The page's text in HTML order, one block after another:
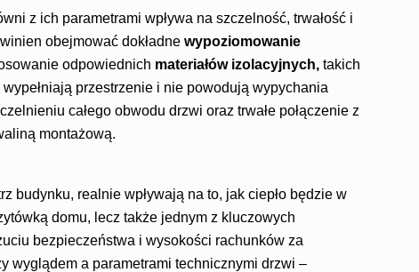
z ich parametrami wpływa na szczelność, trwałość i
obejmować dokładne wypoziomowanie
odpowiednich materiałów izolacyjnych,takich
przestrzenie i nie powodują wypychania
całego obwodu drzwi oraz trwałe połączenie z
montażową.
budynku, realnie wpływają na to, jak ciepło będzie w
domu, lecz także jednym z kluczowych
bezpieczeństwa i wysokości rachunków za
wyglądem a parametrami technicznymi drzwi –